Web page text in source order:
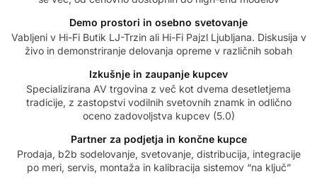
Demo prostori in osebno svetovanje
Vabljeni v Hi-Fi Butik LJ-Trzin ali Hi-Fi Pajzl Ljubljana. Diskusija v
živo in demonstriranje delovanja opreme v različnih sobah
Izkušnje in zaupanje kupcev
Specializirana AV trgovina z več kot dvema desetletjema
tradicije, z zastopstvi vodilnih svetovnih znamk in odlično
oceno zadovoljstva kupcev (5.0)
Partner za podjetja in končne kupce
Prodaja, b2b sodelovanje, svetovanje, distribucija, integracije
po meri, servis, montaža in kalibracija sistemov “na ključ”